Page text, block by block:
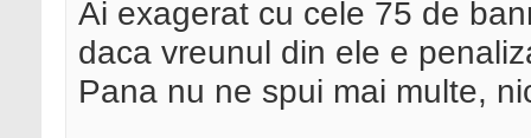
Ai exagerat cu cele 75 de
daca vreunul din ele e
Pana nu ne spui mai multe,